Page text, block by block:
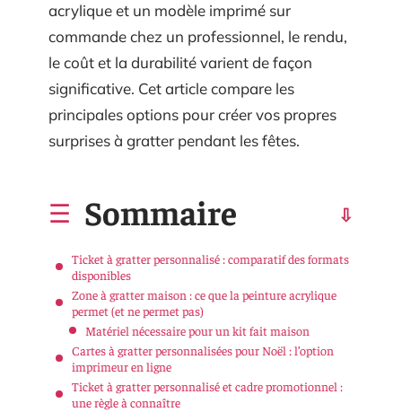
acrylique et un modèle imprimé sur
commande chez un professionnel, le rendu,
le coût et la durabilité varient de façon
significative. Cet article compare les
principales options pour créer vos propres
surprises à gratter pendant les fêtes.
Sommaire
Ticket à gratter personnalisé : comparatif des formats
disponibles
Zone à gratter maison : ce que la peinture acrylique
permet (et ne permet pas)
Matériel nécessaire pour un kit fait maison
Cartes à gratter personnalisées pour Noël : l’option
imprimeur en ligne
Ticket à gratter personnalisé et cadre promotionnel :
une règle à connaître